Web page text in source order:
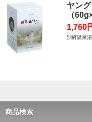
ヤン
（
1,760
別府温泉
商品検索